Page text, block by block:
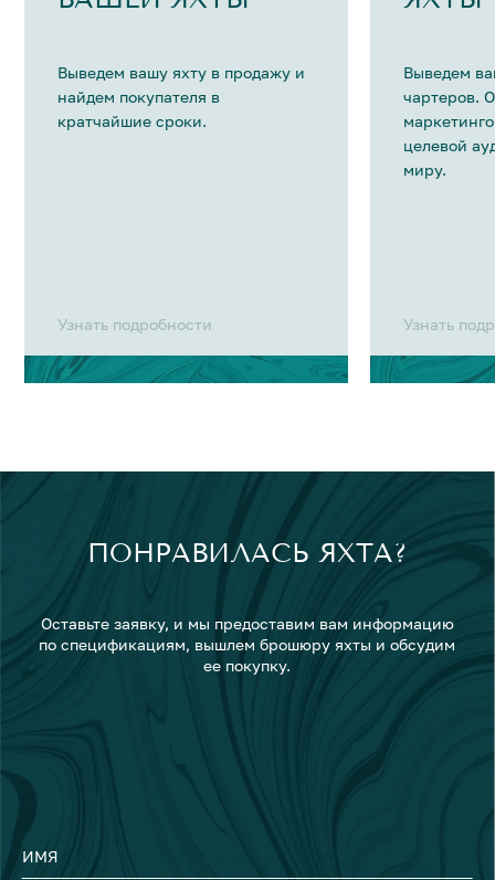
Выведем вашу яхту в продажу и
найдем покупателя в
кратчайшие сроки.
Узнать подробности
Выведем
чартеров.
целевой
миру.
Узнать
ПОНРАВИЛАСЬ ЯХТА?
Оставьте заявку, и мы предоставим вам информацию
по спецификациям, вышлем брошюру яхты и обсудим
ее покупку.
ИМЯ